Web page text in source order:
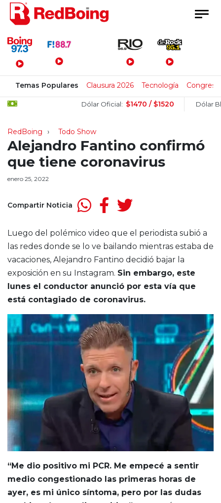
Menú Principal
Temas Populares Clausura 2026 Tecnología Congreso
Dólar Oficial: $1470 / $1520 Dólar Blue:
RedBoing Todo Show
Alejandro Fantino confirmó
que tiene coronavirus
enero 25, 2022
Compartir Noticia
Luego del polémico video que el periodista subió a
las redes donde se lo ve bailando mientras estaba de
vacaciones, Alejandro Fantino decidió bajar la
exposición en su Instagram. Sin embargo, este
lunes el conductor anunció por esta vía que
está contagiado de coronavirus.
“Me dio positivo mi PCR. Me empecé a sentir
medio congestionado las primeras horas de
ayer, es mi único síntoma, pero por las dudas